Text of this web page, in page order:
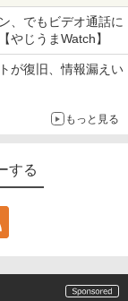
て
、でもビデオ通話に
やじうまWatch】
が復旧、情報漏えい
もっと見る
する